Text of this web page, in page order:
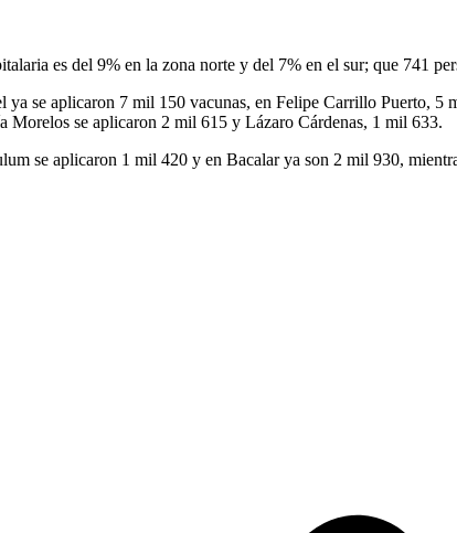
es del 9% en la zona norte y del 7% en el sur; que 741
se aplicaron 7 mil 150 vacunas, en Felipe Carrillo Puerto,
Morelos se aplicaron 2 mil 615 y Lázaro Cárdenas, 1 mil 633.
se aplicaron 1 mil 420 y en Bacalar ya son 2 mil 930,